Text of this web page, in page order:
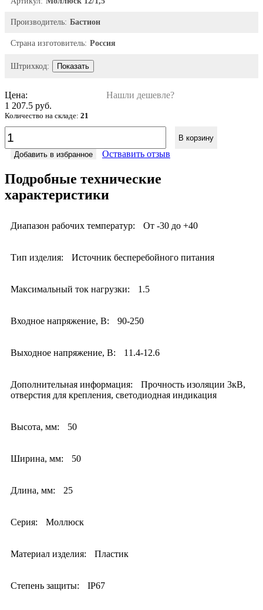
Производитель: Бастион
Страна изготовитель: Россия
Штрихкод: Показать
Цена:
Нашли дешевле?
1 207.5 руб.
Количество на складе: 21
В корзину
Добавить в избранное
Оствавить отзыв
Подробные технические
характеристики
Диапазон рабочих температур: От -30 до +40
Тип изделия: Источник бесперебойного питания
Максимальный ток нагрузки: 1.5
Входное напряжение, В: 90-250
Выходное напряжение, В: 11.4-12.6
Дополнительная информация:
Прочность изоляции 3кВ,
отверстия для крепления, светодиодная индикация
Высота, мм: 50
Ширина, мм: 50
Длина, мм: 25
Серия: Моллюск
Материал изделия: Пластик
Степень защиты: IP67